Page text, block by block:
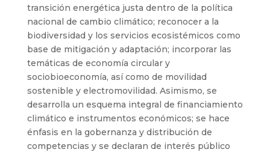
transición energética justa dentro de la política
nacional de cambio climático; reconocer a la
biodiversidad y los servicios ecosistémicos como
base de mitigación y adaptación; incorporar las
temáticas de economía circular y
sociobioeconomía, así como de movilidad
sostenible y electromovilidad. Asimismo, se
desarrolla un esquema integral de financiamiento
climático e instrumentos económicos; se hace
énfasis en la gobernanza y distribución de
competencias y se declaran de interés público